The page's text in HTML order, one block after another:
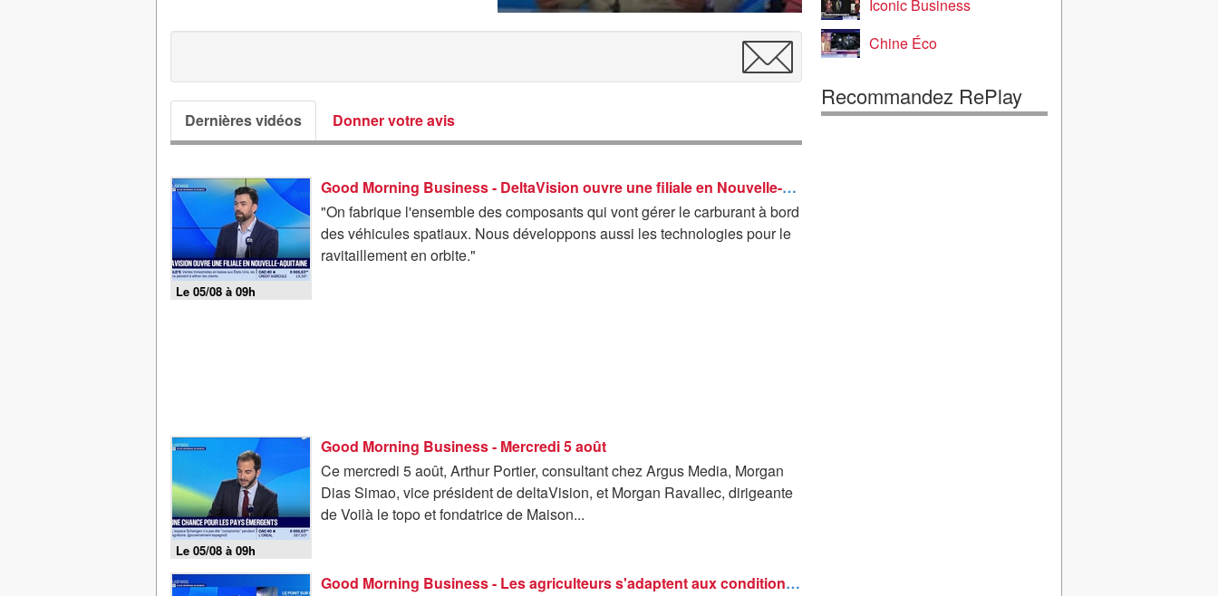
Dernières vidéos Donner votre avis
Le 05/08 à 09h
Good Morning Business - DeltaVision ouvre une filiale en Nouvelle-Aquitaine
"On fabrique l'ensemble des composants qui vont gérer le carburant à bord
des véhicules spatiaux. Nous développons aussi les technologies pour le
ravitaillement en orbite."
Le 05/08 à 09h
Good Morning Business - Mercredi 5 août
Ce mercredi 5 août, Arthur Portier, consultant chez Argus Media, Morgan
Dias Simao, vice président de deltaVision, et Morgan Ravallec, dirigeante
de Voilà le topo et fondatrice de Maison...
Good Morning Business - Les agriculteurs s'adaptent aux conditions climatiques
Iconic Business
Chine Éco
Recommandez RePlay